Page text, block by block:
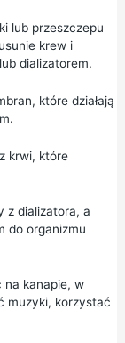
lub przeszczepu
krew i
dializatorem.
które działają
krwi, które
z dializatora, a
do organizmu
na kanapie, w
muzyki, korzystać